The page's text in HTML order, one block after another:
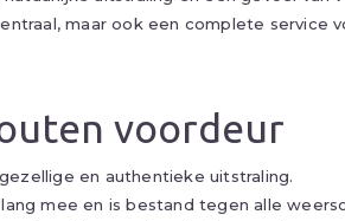
maar ook een complete service
voordeur
en authentieke uitstraling.
mee en is bestand tegen alle